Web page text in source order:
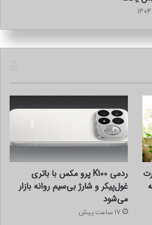
ردمی K100 پرو مکس با باتری
غول‌پیکر و شارژ بی‌سیم روانه بازار
می‌شود
17 ساعت پیش